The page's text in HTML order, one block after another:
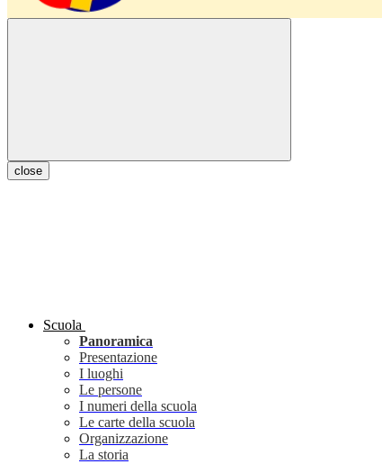
close
Scuola
Panoramica
Presentazione
I luoghi
Le persone
I numeri della scuola
Le carte della scuola
Organizzazione
La storia